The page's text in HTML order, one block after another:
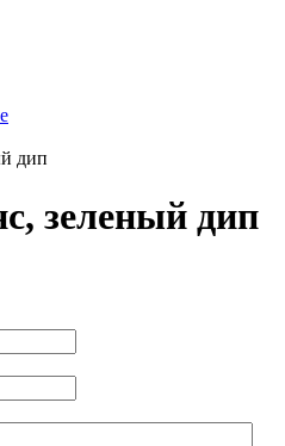
дип
зеленый дип